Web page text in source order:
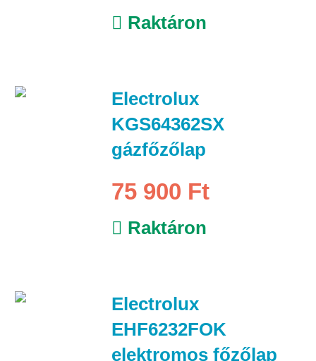
Raktáron
Electrolux
KGS64362SX
gázfőzőlap
75 900 Ft
Raktáron
Electrolux
EHF6232FOK
elektromos főzőlap